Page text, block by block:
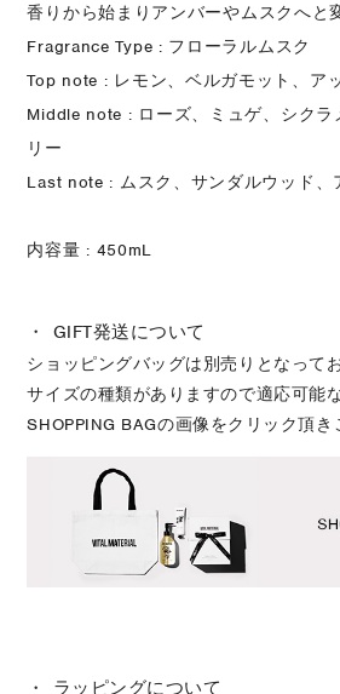
香りから始まりアンバーやムスクへと
Fragrance Type : フローラルムスク
Top note : レモン、ベルガモット、ア
Middle note : ローズ、ミュゲ、シクラ
リー
Last note : ムスク、サンダルウッド、
内容量 : 450mL
・ GIFT発送について
ショッピングバッグは別売りとなって
サイズの種類がありますので適応可能
SHOPPING BAGの画像をクリック頂き
・ ラッピングについて